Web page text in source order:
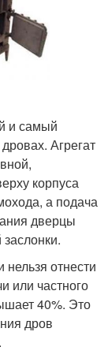
и самый
Агрегат
корпуса
а подача
дверцы
отнести
или частного
40%. Это
дров